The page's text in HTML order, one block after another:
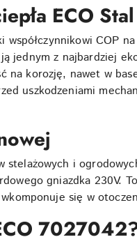
ECO Stal
COP
z najbardziej
korozję, nawet w
uszkodzeniami
i
gniazdka 230V.
się w